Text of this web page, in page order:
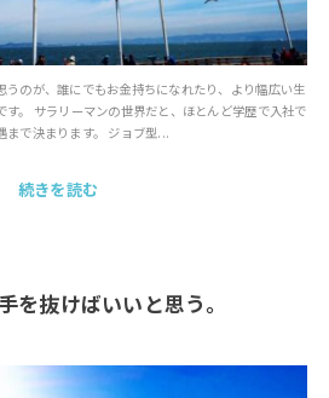
うのが、誰にでもお金持ちになれたり、より幅広い生
。 サラリーマンの世界だと、ほとんど学歴で入社で
まで決まります。 ジョブ型...
続きを読む
を抜けばいいと思う。